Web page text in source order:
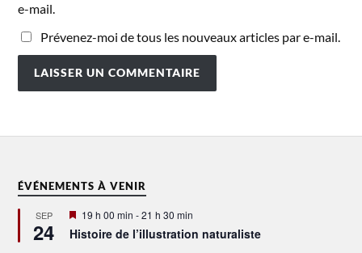
e-mail.
Prévenez-moi de tous les nouveaux articles par e-mail.
ÉVÉNEMENTS À VENIR
SEP
24
Mis
avant
19 h 00 min -21 h 30 min
Histoire de l’illustration naturaliste